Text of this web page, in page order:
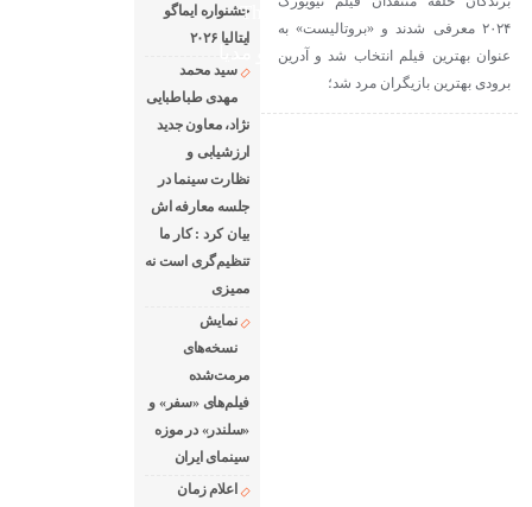
The latest news of world cinema
دانلود فیلم های خارجی
رادیو مدیا
درباره ما
رپرتاژ آگهی
۲۰۲۴ معرفی شدند و «بروتالیست» به
عنوان بهترین فیلم انتخاب شد و آدرین
برودی بهترین بازیگران مرد شد؛
جشنواره ایماگو
ایتالیا ۲۰۲۶
سید محمد
مهدی طباطبایی
نژاد، معاون جدید
ارزشیابی و
نظارت سینما در
جلسه معارفه اش
بیان کرد : کار ما
تنظیم‌گری است نه
ممیزی
نمایش
نسخه‌های
مرمت‌شده
فیلم‌های «سفر» و
«سلندر» در موزه
سینمای ایران
اعلام زمان